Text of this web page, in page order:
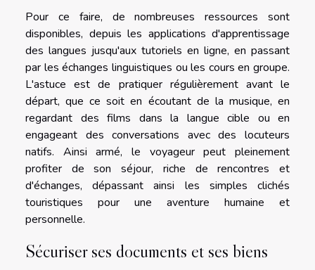
Pour ce faire, de nombreuses ressources sont
disponibles, depuis les applications d'apprentissage
des langues jusqu'aux tutoriels en ligne, en passant
par les échanges linguistiques ou les cours en groupe.
L'astuce est de pratiquer régulièrement avant le
départ, que ce soit en écoutant de la musique, en
regardant des films dans la langue cible ou en
engageant des conversations avec des locuteurs
natifs. Ainsi armé, le voyageur peut pleinement
profiter de son séjour, riche de rencontres et
d'échanges, dépassant ainsi les simples clichés
touristiques pour une aventure humaine et
personnelle.
Sécuriser ses documents et ses biens